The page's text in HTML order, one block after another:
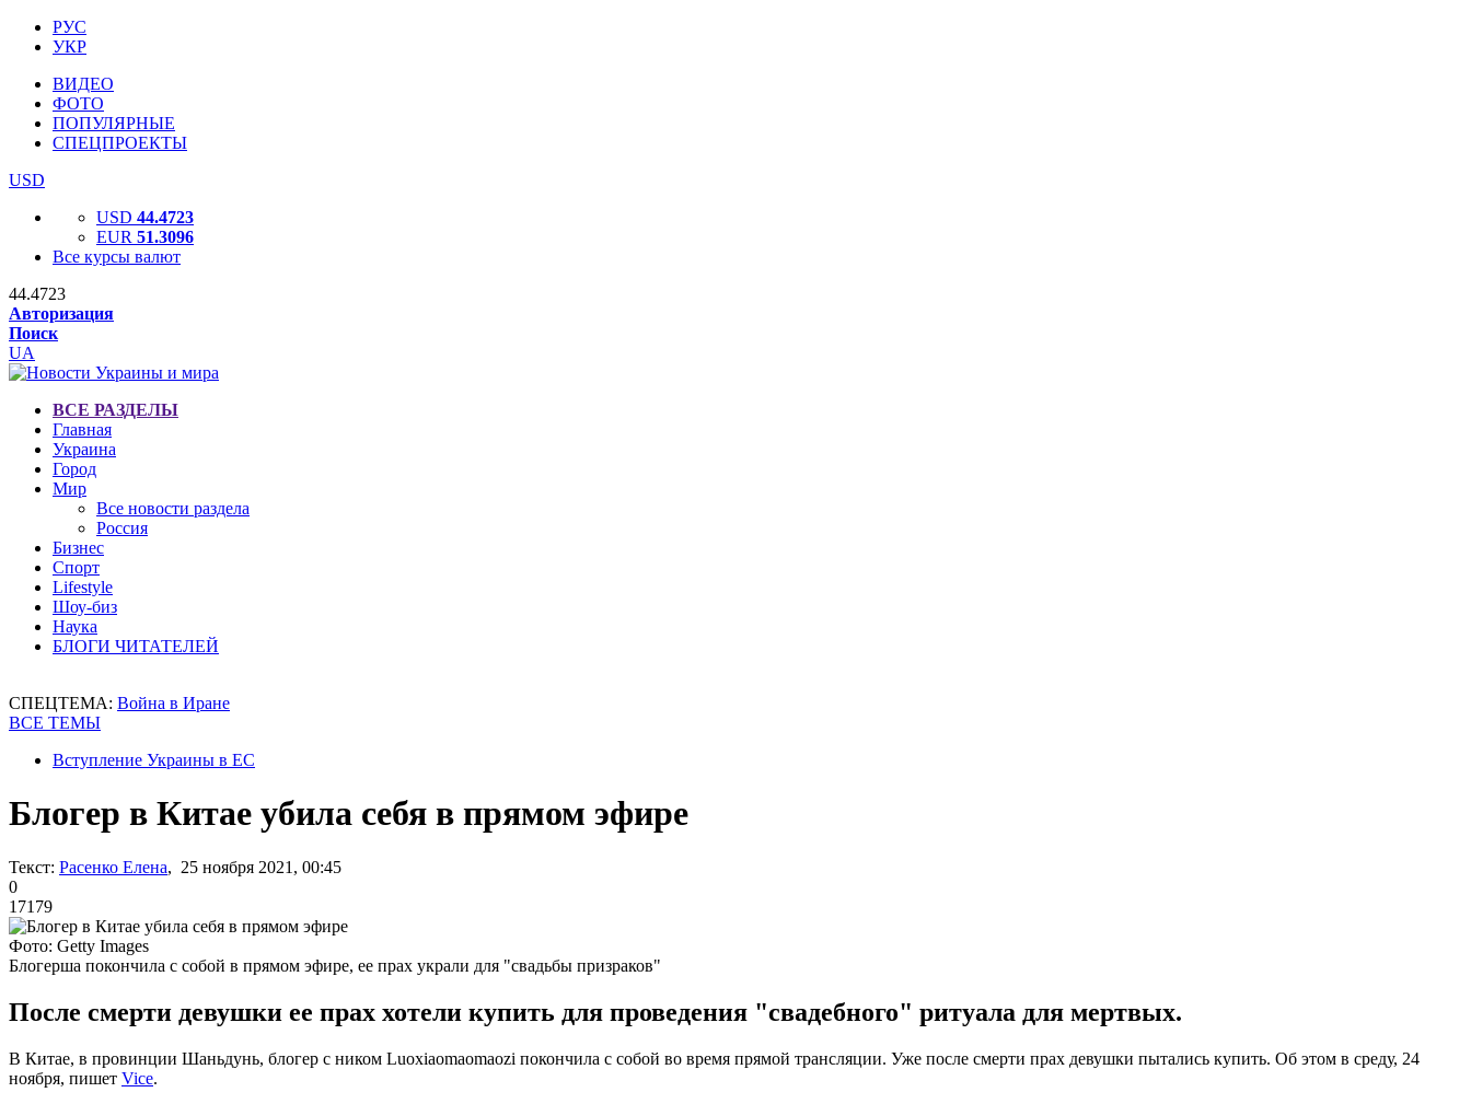
РУС
УКР
ВИДЕО
ФОТО
ПОПУЛЯРНЫЕ
СПЕЦПРОЕКТЫ
USD
USD 44.4723
EUR 51.3096
Все курсы валют
44.4723
Авторизация
Поиск
UA
ВСЕ РАЗДЕЛЫ
Главная
Украина
Город
Мир
Все новости раздела
Россия
Бизнес
Спорт
Lifestyle
Шоу-биз
Наука
БЛОГИ ЧИТАТЕЛЕЙ
СПЕЦТЕМА: Война в Иране
ВСЕ ТЕМЫ
Вступление Украины в ЕС
Блогер в Китае убила себя в прямом эфире
Текст: Расенко Елена, 25 ноября 2021, 00:45
0
17179
Фото: Getty Images
Блогерша покончила с собой в прямом эфире, ее прах украли для "свадьбы призраков"
После смерти девушки ее прах хотели купить для проведения "свадебного" ритуала для мертвых.
В Китае, в провинции Шаньдунь, блогер с ником Luoxiaomaomaozi покончила с собой во время прямой трансляции. Уже после смерти прах девушки пытались купить. Об этом в среду, 24
ноября, пишет Vice.